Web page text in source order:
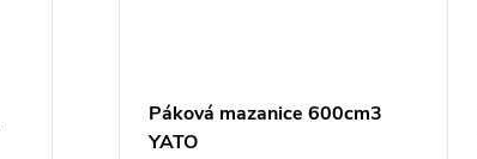
Páková mazanice 600cm3
YATO